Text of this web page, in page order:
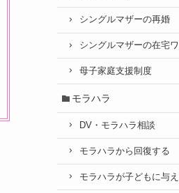
シングルマザーの再婚
シングルマザーの在宅
母子家庭支援制度
モラハラ
DV・モラハラ相談
モラハラから回復する
モラハラが子どもに与